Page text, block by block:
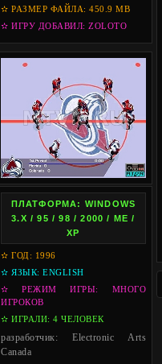
✫ РАЗМЕР ФАЙЛА: 450.9 MB
✫ ИГРУ ДОБАВИЛ: ZOLOTO
ПЛАТФОРМА: WINDOWS
3.X / 95 / 98 / 2000 / ME /
XP
✫ ГОД: 1996
✫ ЯЗЫК: ENGLISH
✫ РЕЖИМ ИГРЫ: МНОГО
ИГРОКОВ
✫ ИГРАЛИ: 4 ЧЕЛОВЕК
разработчик: Electronic Arts
Canada